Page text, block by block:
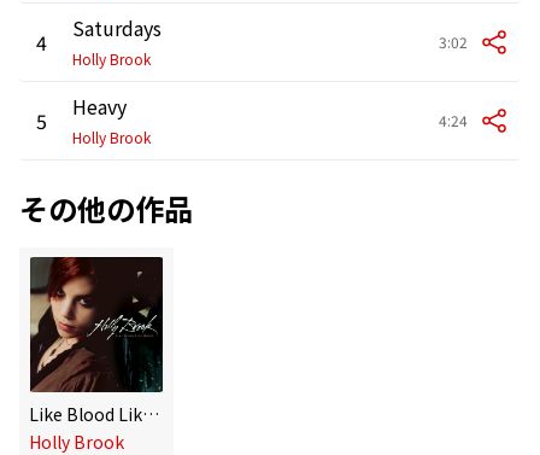
4 Saturdays
Holly Brook
3:02
5 Heavy
Holly Brook
4:24
その他の作品
Like Blood Like Honey (U.S. Version)
Holly Brook